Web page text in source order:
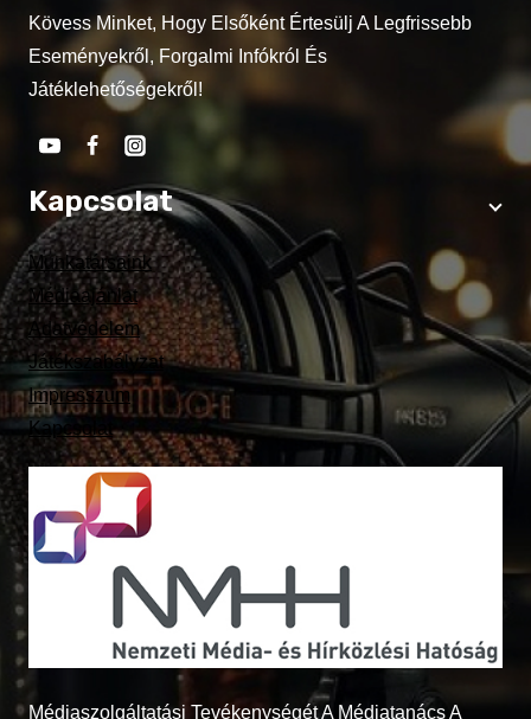
Kövess Minket, Hogy Elsőként Értesülj A Legfrissebb
Eseményekről, Forgalmi Infókról És
Játéklehetőségekről!
Kapcsolat
Munkatársaink
Médiaajánlat
Adatvédelem
Játékszabályzat
Impresszum
Kapcsolat
Médiaszolgáltatási Tevékenységét A Médiatanács A